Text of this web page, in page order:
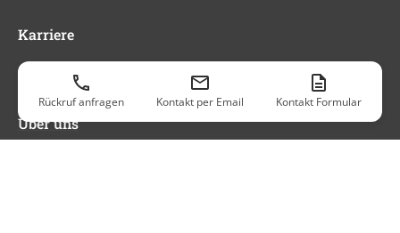
Karriere
Arbeitswelt bei SERRA
Über uns
Rückruf anfragen Kontakt per Email Kontakt Formular